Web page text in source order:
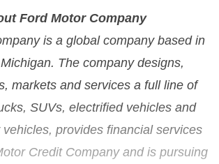
Ford Motor Company
is a global company based in
The company designs,
markets and services a full line of
SUVs, electrified vehicles and
provides financial services
Credit Company and is pursuing